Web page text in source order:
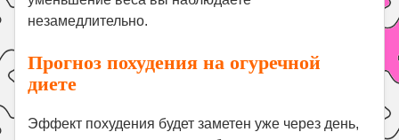
незамедлительно.
Прогноз похудения на огуречной
диете
Эффект похудения будет заметен уже через день,